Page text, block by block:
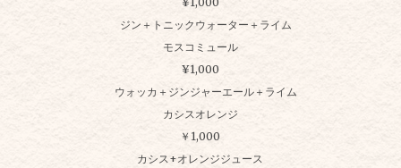
ジン＋トニックウォーター＋ライム
モスコミュール
¥1,000
ウォッカ＋ジンジャーエール＋ライム
カシスオレンジ
￥1,000
カシス+オレンジジュース